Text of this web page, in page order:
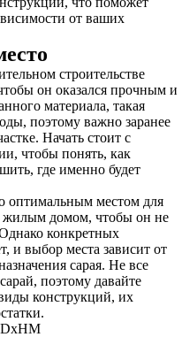
от ваших
строительстве
он оказался прочным и
материала, такая
поэтому важно заранее
Начать стоит с
чтобы понять, как
где именно будет
оптимальным местом для
жилым домом, чтобы он не
конкретных
и выбор места зависит от
сарая. Не все
поэтому давайте
конструкций, их